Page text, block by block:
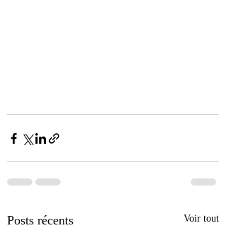
Posts récents Voir tout